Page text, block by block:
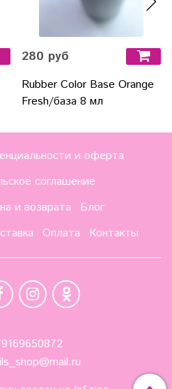
280 руб
Rubber Color Base Orange
Fresh/база 8 мл
и оферта
соглашение
и возврата
Блог
Оплата Контакты